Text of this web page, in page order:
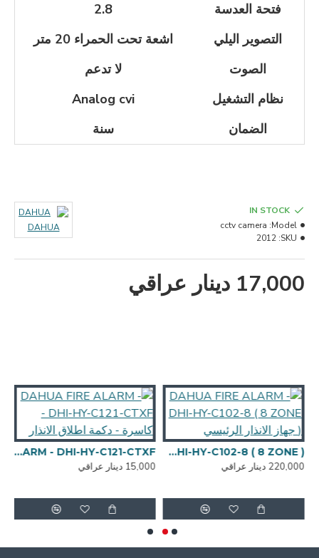
فتحة العدسة
2.8
التصوير اليلي
اشعة تحت الحمراء 20 متر
الصوت
لا تدعم
نظام التشغيل
Analog cvi
الضمان
سنة
17,000 دينار عراقي
IN STOCK
Model:
cctv camera
SKU:
2012
DAHUA
DAHUA FIRE ALARM - DHI-HY-C102-8 ( 8 ZONE ) جهاز الانذار الرئيسي
220,000 دينار عراقي
DAHUA FIRE ALARM - DHI-HY-C121-CTXF - كاسرة - دكمة اطلاق الانذار
15,000 دينار عراقي